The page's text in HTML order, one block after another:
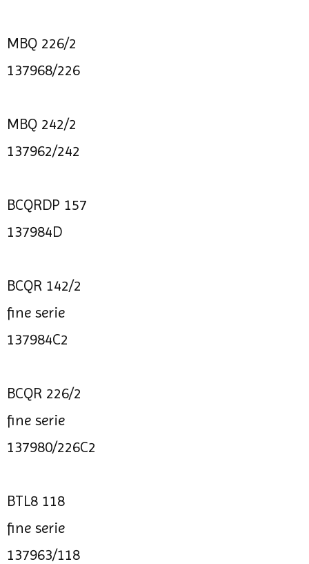
MBQ 226/2
137968/226
MBQ 242/2
137962/242
BCQRDP 157
137984D
BCQR 142/2
fine serie
137984C2
BCQR 226/2
fine serie
137980/226C2
BTL8 118
fine serie
137963/118